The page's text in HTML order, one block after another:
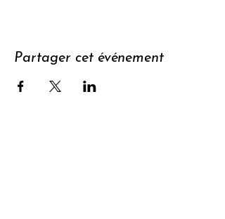
Partager cet événement